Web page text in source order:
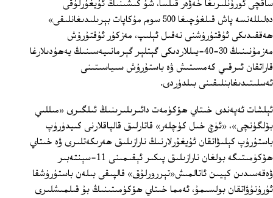
ساقچى ئورۇنلىرىغا خەۋەر قىلسا، شۇ كىشىنىڭ ئۇيغۇرلۇقى
دەلىللەنسە پاش قىلغۇچىغا 500 سوم مۇكاپات بېرىلىدىغانلىقى»
ھەققىدىكى ئۇقتۇرۇشنى نەقىل ئېلىپ، مەزكۇر ئۇقتۇرۇش
مەزمۇنىنىڭ 30-40-يىللاردىكى گېتلېر گېرمانىيەسىنىڭ يەھۇدىلارغا
قاراتقان ئىرقىي كەمسىتىش ۋە باستۇرۇش سىياسىتىنى
ئەسلىتىدىغابنلىقىنى بىلدۈردى.
ئېلشات ئەپەندى خىتاي ھۆكۈمەت دائىرىلىرىنىڭ ئىلگىرى «مىللىي
بۆلگۈنچى»، «ئۈچ خىل كۈچلەر» قاتارلىق قالپاقلارنى كىيدۈرۈپ
باستۇرۇپ كېلىۋاتقان ئۇيغۇرلارنىڭ نارازىلىق ھەرىكەتلىرى ۋە خىتاي
ھۆكۈمىتىگە بولغان نارازىلىق پىكىر ئېقىمىنى 11-سېنتەبىر
ۋەقەسىدىن كېيىن ئاتالمىش«تېررورلۇق» قالپىقى بىلەن باستۇرۇشقا
ئۇرۇنۇۋاتقان بولسىمۇ، ئەمما خىتاي ھۆكۈمىتىنىڭ بۇ قىلمىشلىرى